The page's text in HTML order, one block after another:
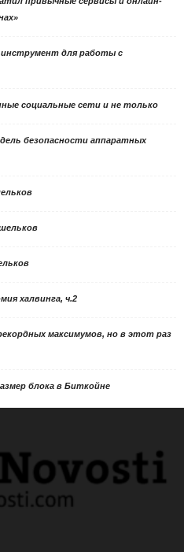
инструмент для работы с
социальные сети и не только
безопасности аппаратных
халвинга, ч.2
максимумов, но в этот раз
блока в Биткойне